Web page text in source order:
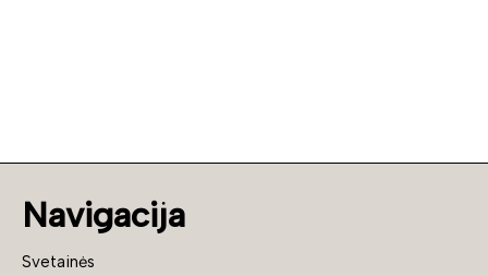
Navigacija
Svetainės